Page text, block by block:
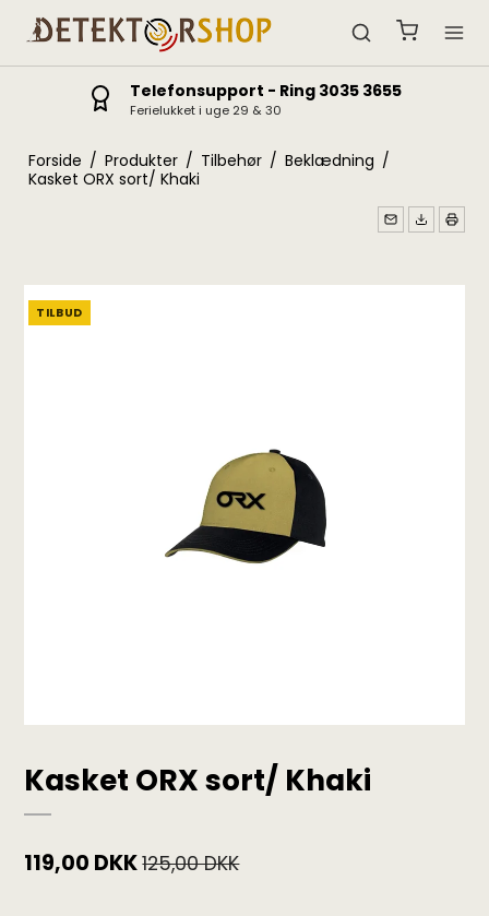
Telefonsupport - Ring 3035 3655
Ferielukket i uge 29 & 30
Forside / Produkter / Tilbehør / Beklædning /
Kasket ORX sort/ Khaki
TILBUD
Kasket ORX sort/ Khaki
119,00 DKK125,00 DKK